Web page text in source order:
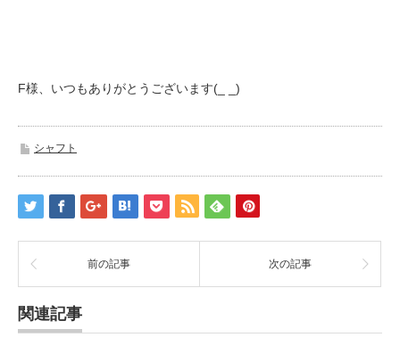
F様、いつもありがとうございます(_ _)
シャフト
前の記事 次の記事
関連記事